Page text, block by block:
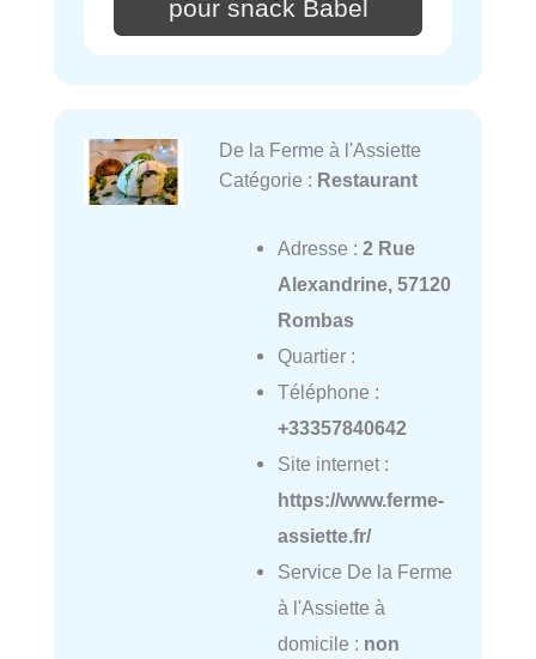
pour snack Babel
De la Ferme à l'Assiette
Catégorie : Restaurant
Adresse : 2 Rue
Alexandrine, 57120
Rombas
Quartier :
Téléphone :
+33357840642
Site internet :
https://www.ferme-
assiette.fr/
Service De la Ferme
à l'Assiette à
domicile : non